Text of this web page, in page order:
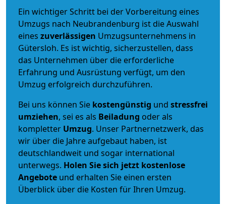
Ein wichtiger Schritt bei der Vorbereitung eines
Umzugs nach Neubrandenburg ist die Auswahl
eines zuverlässigen Umzugsunternehmens in
Gütersloh. Es ist wichtig, sicherzustellen, dass
das Unternehmen über die erforderliche
Erfahrung und Ausrüstung verfügt, um den
Umzug erfolgreich durchzuführen.
Bei uns können Sie kostengünstig und stressfrei
umziehen, sei es als Beiladung oder als
kompletter Umzug. Unser Partnernetzwerk, das
wir über die Jahre aufgebaut haben, ist
deutschlandweit und sogar international
unterwegs. Holen Sie sich jetzt kostenlose
Angebote und erhalten Sie einen ersten
Überblick über die Kosten für Ihren Umzug.